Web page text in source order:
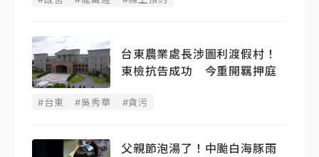
台東農業處長涉圖利渡假村！
東檢抗告成功 今重開羈押庭
#台東 #吳秀華 #貪污
父親節泡湯了！中颱白海豚雨